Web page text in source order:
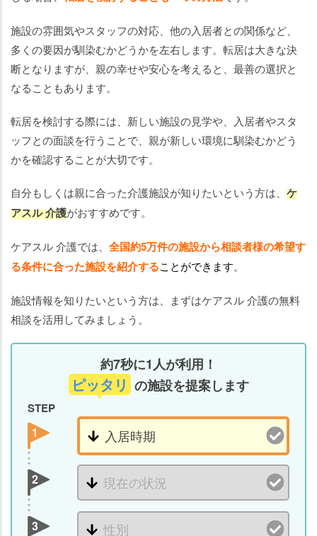
施設の雰囲気やスタッフの対応、他の入居者との関係など、
多くの要因が馴染むかどうかを左右します。転居は大きな決
断となりますが、親の幸せや安心を考えると、最善の選択と
なることもあります。
転居を検討する際には、新しい施設の見学や、入居者やスタ
ッフとの面談を行うことで、親が新しい環境に馴染むかどう
かを確認することが大切です。
自分もしくは親に合った介護施設が知りたいという方は、 ケ
アスル 介護がおすすめです。
ケアスル 介護では、 全国約5万件の施設から相談者様の希望す
る条件に合った施設を紹介することができます。
施設情報を知りたいという方は、まずはケアスル 介護の無料
相談を活用してみましょう。
約7秒に1人が利用！
ピッタリ の施設を提案します
STEP
1
2
3